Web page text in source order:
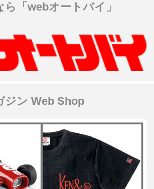
「webオートバイ」
ジン Web Shop